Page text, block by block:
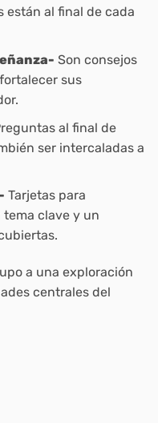
están al final de cada
Son consejos
sus
al final de
ser intercaladas a
Tarjetas para
clave y un
a una exploración
centrales del